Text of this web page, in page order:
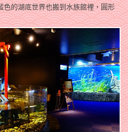
色的湖底世界也搬到水族館裡，圓形